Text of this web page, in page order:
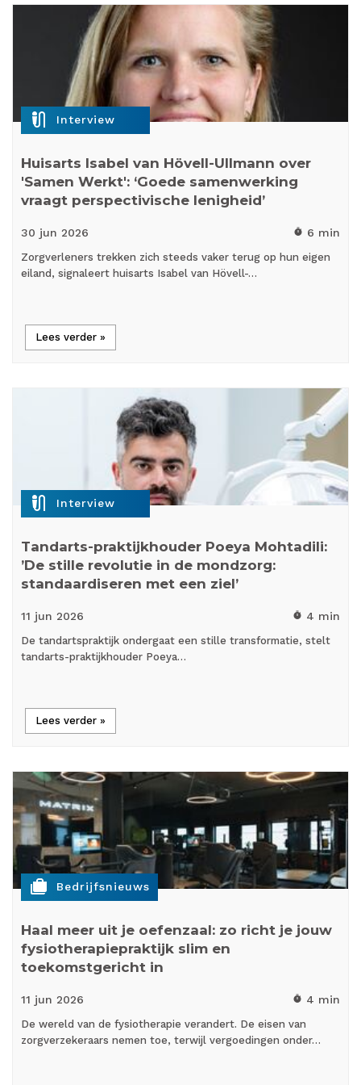
mic_external_on Interview
Huisarts Isabel van Hövell-Ullmann over
'Samen Werkt': ‘Goede samenwerking
vraagt perspectivische lenigheid’
30 jun 2026 timer 6 min
Zorgverleners trekken zich steeds vaker terug op hun eigen
eiland, signaleert huisarts Isabel van Hövell-…
Lees verder »
mic_external_on Interview
Tandarts-praktijkhouder Poeya Mohtadili:
’De stille revolutie in de mondzorg:
standaardiseren met een ziel’
11 jun 2026 timer 4 min
De tandartspraktijk ondergaat een stille transformatie, stelt
tandarts-praktijkhouder Poeya…
Lees verder »
cases Bedrijfsnieuws
Haal meer uit je oefenzaal: zo richt je jouw
fysiotherapiepraktijk slim en
toekomstgericht in
11 jun 2026 timer 4 min
De wereld van de fysiotherapie verandert. De eisen van
zorgverzekeraars nemen toe, terwijl vergoedingen onder…